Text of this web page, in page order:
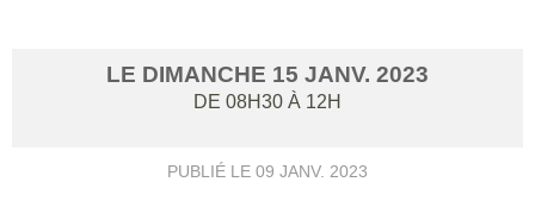
LE DIMANCHE 15 JANV. 2023
DE 08H30 À 12H
PUBLIÉ LE 09 JANV. 2023